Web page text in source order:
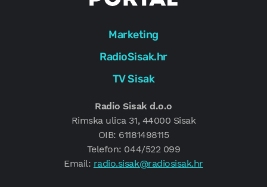
Marketing
RadioSisak.hr
TV Sisak
Radio Sisak d.o.o
Rimska ulica 31, 44000 Sisak
OIB: 61181498115
Telefon: 044/522 099
Email: radio.sisak@radiosisak.hr